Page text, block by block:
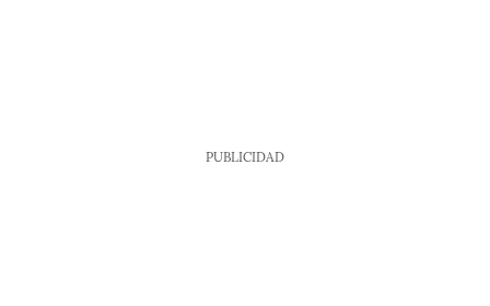
PUBLICIDAD